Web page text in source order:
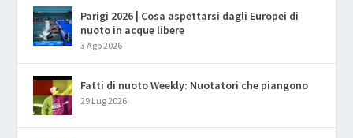
Parigi 2026 | Cosa aspettarsi dagli Europei di
nuoto in acque libere
3 Ago 2026
Fatti di nuoto Weekly: Nuotatori che piangono
29 Lug 2026